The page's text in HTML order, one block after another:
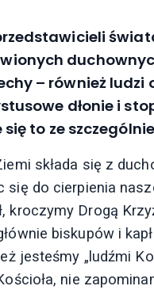
– również ludzi
dłonie i
to ze
składa się z
do cierpienia
kroczymy Drogą
biskupów i
jesteśmy „ludźmi
nie